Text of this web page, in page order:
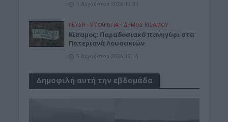
5 Αυγούστου 2026 12:33
ΓΕΎΣΗ - ΨΥΧΑΓΩΓΊΑ • ΔΉΜΟΣ ΚΙΣΆΜΟΥ
Κίσαμος: Παραδοσιακό πανηγύρι στα
Πατεριανά Λουσακιών
5 Αυγούστου 2026 12:15
Δημοφιλή αυτή την εβδομάδα